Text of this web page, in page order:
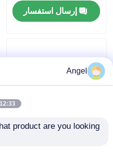
جولة في المعمل
رقابة جودة
اتصل بنا
إرسال استفسار
Angel
12:33 PM
product are you looking